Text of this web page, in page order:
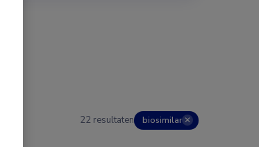
22 resultaten biosimilar ✕